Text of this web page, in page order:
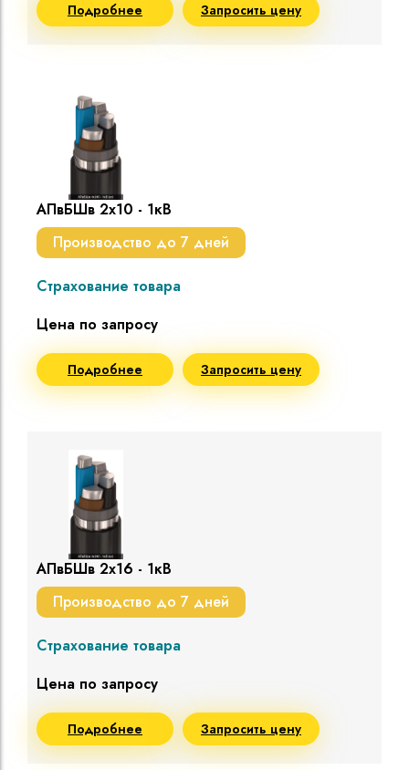
Подробнее Запросить цену
АПвБШв 2х10 - 1кВ
Производство до 7 дней
Страхование товара
Цена по запросу
Подробнее Запросить цену
АПвБШв 2х16 - 1кВ
Производство до 7 дней
Страхование товара
Цена по запросу
Подробнее Запросить цену